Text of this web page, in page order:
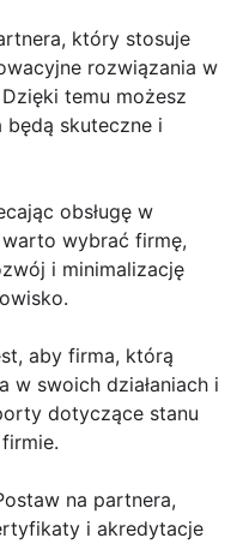
który stosuje
rozwiązania w
temu możesz
będą skuteczne i
obsługę w
wybrać firmę,
i minimalizację
aby firma, którą
w swoich działaniach i
dotyczące stanu
na partnera,
i akredytacje